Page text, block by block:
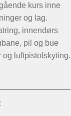
kurs inne
og lag.
innendørs
pil og bue
luftpistolskyting.